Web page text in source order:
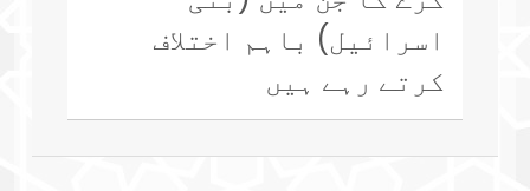
اسرائیل) باہم اختلاف
کرتے رہے ہیں